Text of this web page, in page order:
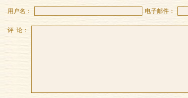
用户名： 电子邮件：
评 论：